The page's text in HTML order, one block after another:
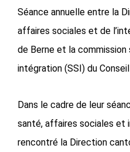
Séance annuelle entre la
affaires sociales et de
de Berne et la
intégration (SSI) du
Dans le cadre de leur
santé, affaires sociales et
rencontré la Direction